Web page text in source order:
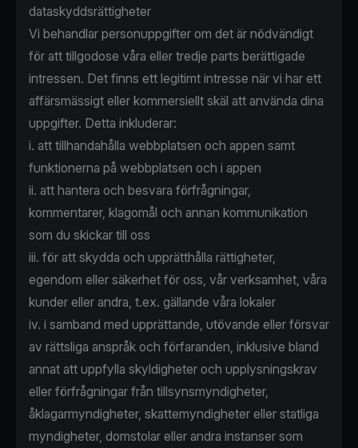
dataskyddsrättigheter
Vi behandlar personuppgifter om det är nödvändigt
för att tillgodose våra eller tredje parts berättigade
intressen. Det finns ett legitimt intresse när vi har ett
affärsmässigt eller kommersiellt skäl att använda dina
uppgifter. Detta inkluderar:
i. att tillhandahålla webbplatsen och appen samt
funktionerna på webbplatsen och i appen
ii. att hantera och besvara förfrågningar,
kommentarer, klagomål och annan kommunikation
som du skickar till oss
iii. för att skydda och upprätthålla rättigheter,
egendom eller säkerhet för oss, vår verksamhet, våra
kunder eller andra, t.ex. gällande våra lokaler
iv. i samband med upprättande, utövande eller försvar
av rättsliga anspråk och förfaranden, inklusive bland
annat att uppfylla skyldigheter och upplysningskrav
eller förfrågningar från tillsynsmyndigheter,
åklagarmyndigheter, skattemyndigheter eller statliga
myndigheter, domstolar eller andra instanser som